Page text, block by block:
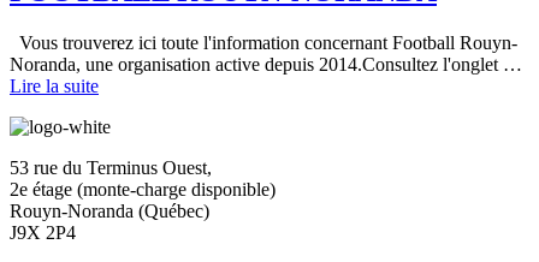
Vous trouverez ici toute l'information concernant Football Rouyn-
Noranda, une organisation active depuis 2014.Consultez l'onglet …
Lire la suite
53 rue du Terminus Ouest,
2e étage (monte-charge disponible)
Rouyn-Noranda (Québec)
J9X 2P4